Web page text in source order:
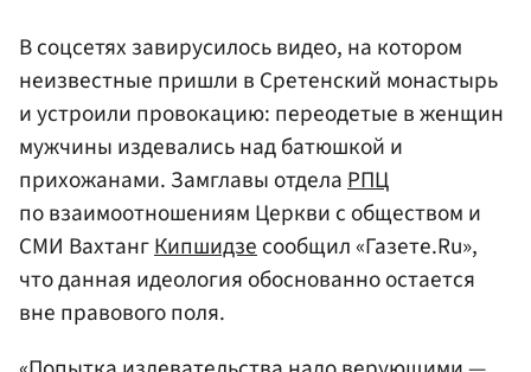
В соцсетях завирусилось видео, на котором
неизвестные пришли в Сретенский монастырь
и устроили провокацию: переодетые в женщин
мужчины издевались над батюшкой и
прихожанами. Замглавы отделаРПЦ
по взаимоотношениям Церкви с обществом и
СМИ ВахтангКипшидзесообщил «Газете.Ru»,
что данная идеология обоснованно остается
вне правового поля.